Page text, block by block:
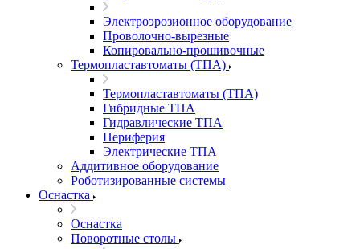
Электроэрозионное оборудование
Проволочно-вырезные
Копировально-прошивочные
Термопластавтоматы (ТПА)
Термопластавтоматы (ТПА)
Гибридные ТПА
Гидравлические ТПА
Периферия
Электрические ТПА
Аддитивное оборудование
Роботизированные системы
Оснастка
Оснастка
Поворотные столы